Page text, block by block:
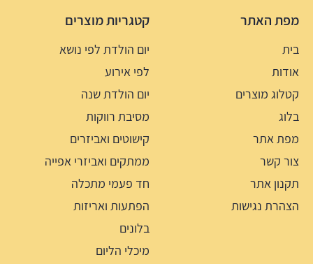
מפת האתר
בית
אודות
קטלוג מוצרים
בלוג
מפת אתר
צור קשר
תקנון אתר
הצהרת נגישות
קטגריות מוצרים
יום הולדת לפי נושא
לפי אירוע
יום הולדת שנה
מסיבת רווקות
קישוטים ואביזרים
ממתקים ואביזרי אפייה
חד פעמי מתכלה
הפתעות ואריזות
בלונים
מיכלי הליום